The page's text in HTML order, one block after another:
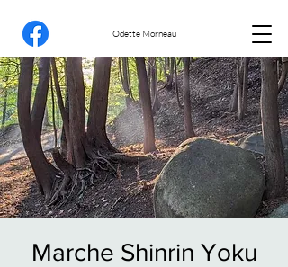
Odette Morneau
Marche Shinrin Yoku